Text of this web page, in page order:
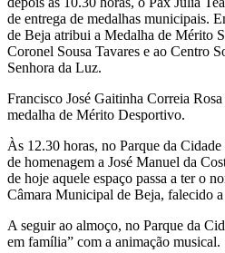
de entrega de medalhas municipais.
de Beja atribui a Medalha de Mérito
Coronel Sousa Tavares e ao Centro
Senhora da Luz.
Francisco José Gaitinha Correia
medalha de Mérito Desportivo.
Às 12.30 horas, no Parque da
de homenagem a José Manuel da
de hoje aquele espaço passa a ter o
Câmara Municipal de Beja, falecido
A seguir ao almoço, no Parque da
em família” com a animação musical.